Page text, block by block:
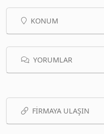
KONUM
YORUMLAR
FIRMAYA ULAŞIN